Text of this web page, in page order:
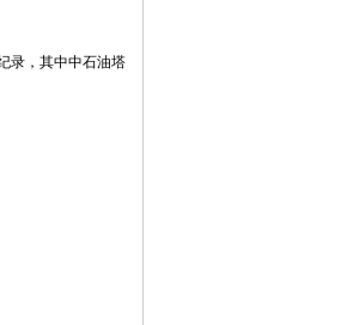
录，其中中石油塔